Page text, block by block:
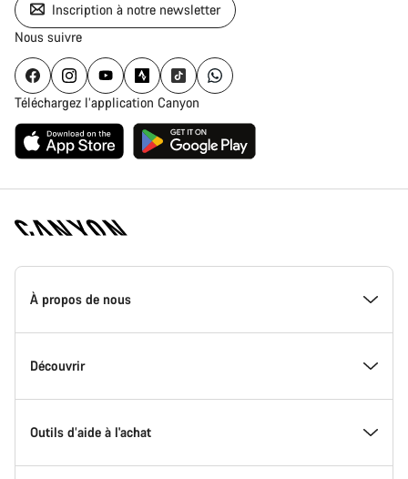
Inscription à notre newsletter
Nous suivre
Téléchargez l’application Canyon
Page
d'accueil
Canyon
-
Canyon
À propos de nous
Inside Canyon
L'innovation chez Canyon
Découvrir
Evénements
Outils d’aide à l'achat